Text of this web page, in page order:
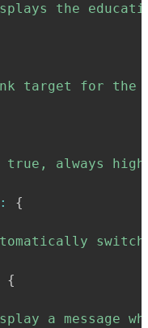
the
target for the
always
:
{
{
a message